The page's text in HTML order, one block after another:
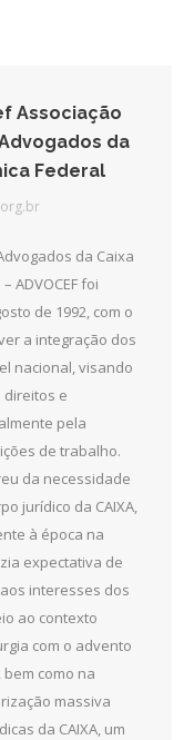
Associação
da
Federal
da Caixa
ADVOCEF foi
de 1992, com o
a integração dos
nacional, visando
e
pela
de trabalho.
da necessidade
jurídico da CAIXA,
à época na
expectativa de
interesses dos
ao contexto
com o advento
como na
massiva
da CAIXA, um